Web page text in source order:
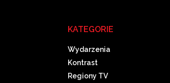
KATEGORIE
Wydarzenia
Kontrast
Regiony TV